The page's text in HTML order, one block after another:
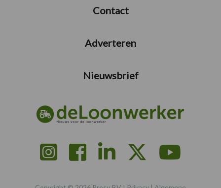
Contact
Adverteren
Nieuwsbrief